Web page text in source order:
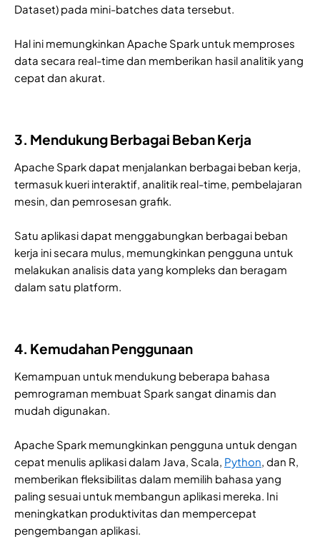
Dataset) pada mini-batches data tersebut.
Hal ini memungkinkan Apache Spark untuk memproses
data secara real-time dan memberikan hasil analitik yang
cepat dan akurat.
3. Mendukung Berbagai Beban Kerja
Apache Spark dapat menjalankan berbagai beban kerja,
termasuk kueri interaktif, analitik real-time, pembelajaran
mesin, dan pemrosesan grafik.
Satu aplikasi dapat menggabungkan berbagai beban
kerja ini secara mulus, memungkinkan pengguna untuk
melakukan analisis data yang kompleks dan beragam
dalam satu platform.
4. Kemudahan Penggunaan
Kemampuan untuk mendukung beberapa bahasa
pemrograman membuat Spark sangat dinamis dan
mudah digunakan.
Apache Spark memungkinkan pengguna untuk dengan
cepat menulis aplikasi dalam Java, Scala, Python, dan R,
memberikan fleksibilitas dalam memilih bahasa yang
paling sesuai untuk membangun aplikasi mereka. Ini
meningkatkan produktivitas dan mempercepat
pengembangan aplikasi.